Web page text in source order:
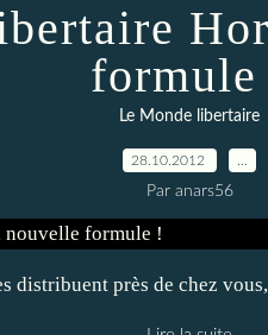
formule
Le Monde libertaire
28.10.2012
Par anars56
distribuent près de chez